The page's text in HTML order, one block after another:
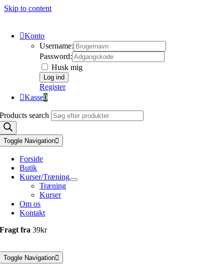
Skip to content
Konto
Username:
Password:
Husk mig
Register
Kasse0
Products search
Toggle Navigation
Forside
Butik
Kurser/Træning
Træning
Kurser
Om os
Kontakt
Fragt fra39kr
Toggle Navigation